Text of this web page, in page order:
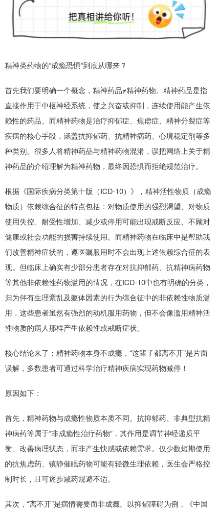
精神类药物的“成瘾恐惧”到底从哪来？
首先我们要明确一个概念，精神药品≠精神药物。精神药品是指
直接作用于中枢神经系统，使之兴奋或抑制，连续使用能产生依
赖性的药品。而精神药物是治疗抑郁症、焦虑症、精神分裂症等
疾病的核心手段，涵盖抗抑郁药、抗精神病药、心境稳定剂等多
种类别。很多人将精神药品与精神药物混淆，误把网络上关于精
神药品的介绍理解为精神药物，最终因恐惧而拒绝规范治疗。
根据《国际疾病分类第十版（ICD-10）》，精神活性物质（成瘾
物质）依赖综合征的特点包括：对物质使用的强烈渴望、对物质
使用失控、耐受性增加、减少或停用可能出现戒断反应、不顾对
健康或社会功能的损害持续使用。而精神药物在临床中是帮助我
们改善精神症状的，遵医嘱服用时不会出现上述依赖综合征的表
现。但临床上确实有少部分患者存在对抗抑郁药、抗精神病药物
等其他非依赖性药物滥用的情况，在ICD-10中也有明确的分类，
归为伴有生理紊乱及躯体因素的行为综合征中的非依赖性物质滥
用，这些患者虽然有强烈的动机服用药物，但不会像滥用精神活
性物质的病人那样产生依赖性或戒断症状。
核心结论来了：精神药物本身不成瘾，“这辈子都离不开”是片面
误解，多数患者可通过科学治疗精神疾病实现药物减停！
原因如下：
首先，精神药物与成瘾性物质本质不同。抗抑郁药、非典型抗精
神病药等属于“非成瘾性治疗药物”，其作用是调节神经递质平
衡、改善病理状态，而非产生快感或依赖需求。仅少数短期使用
的抗焦虑药、镇静催眠药物可能有轻微生理依赖，医生会严格控
制时长，且可逐步减药规避不适。
其次，“离不开”是病情需要而非成瘾。以抑郁障碍为例，《中国